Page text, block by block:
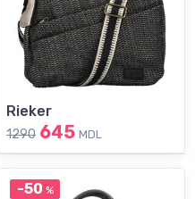
Rieker
1290 645 MDL
-50 %